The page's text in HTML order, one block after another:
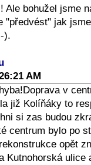
Ale bohužel jsme
"předvést" jak
).
AM
v
již Kolíňáky to
si zas budou
centrum bylo po
opět
Kutnohorská